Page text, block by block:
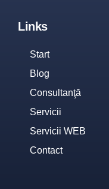
Links
Start
Blog
Consultanţă
Servicii
Servicii WEB
Contact